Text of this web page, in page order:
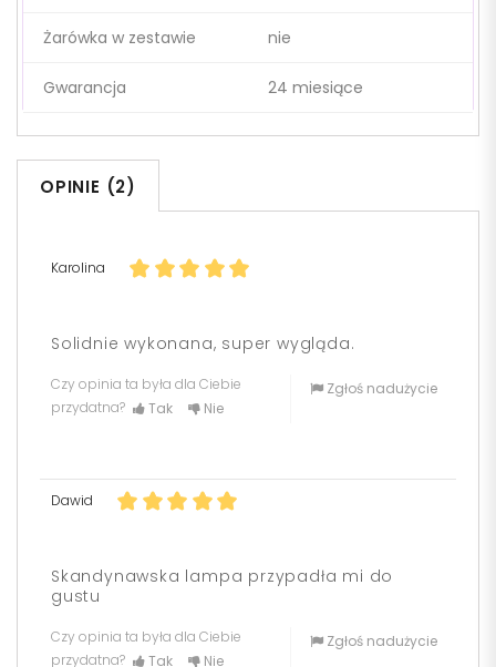
Żarówka w zestawie nie
Gwarancja 24 miesiące
OPINIE (2)
Karolina
Solidnie wykonana, super wygląda.
Czy opinia ta była dla Ciebie
przydatna?
Tak Nie
Zgłoś nadużycie
Dawid
Skandynawska lampa przypadła mi do
gustu
Czy opinia ta była dla Ciebie
przydatna?
Tak Nie
Zgłoś nadużycie